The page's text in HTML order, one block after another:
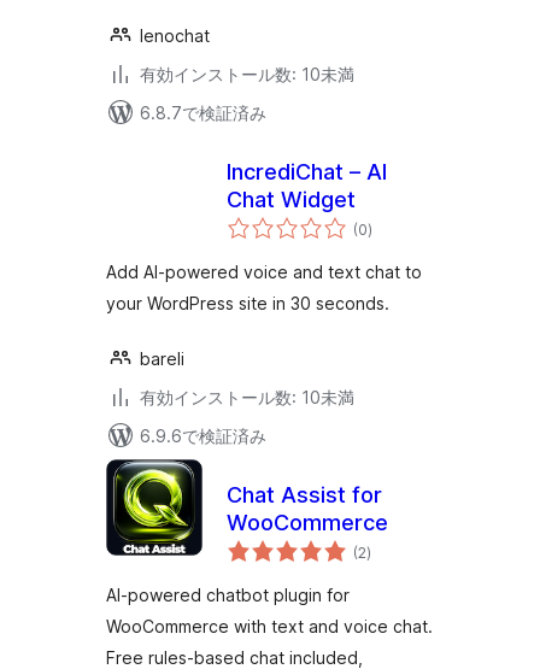
lenochat
有効インストール数: 10未満
6.8.7で検証済み
IncrediChat – AI
Chat Widget
(0個
の
価
)
Add AI-powered voice and text chat to
your WordPress site in 30 seconds.
bareli
有効インストール数: 10未満
6.9.6で検証済み
Chat Assist for
WooCommerce
(2個
の)
AI-powered chatbot plugin for
WooCommerce with text and voice chat.
Free rules-based chat included,